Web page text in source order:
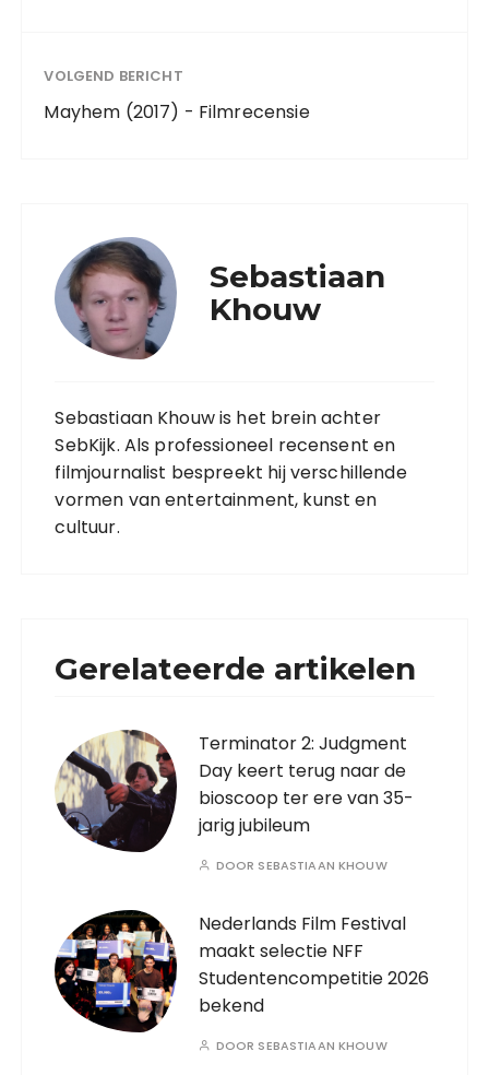
VOLGEND BERICHT
Mayhem (2017) - Filmrecensie
Sebastiaan
Khouw
Sebastiaan Khouw is het brein achter
SebKijk. Als professioneel recensent en
filmjournalist bespreekt hij verschillende
vormen van entertainment, kunst en
cultuur.
Gerelateerde artikelen
Terminator 2: Judgment
Day keert terug naar de
bioscoop ter ere van 35-
jarig jubileum
DOOR SEBASTIAAN KHOUW
Nederlands Film Festival
maakt selectie NFF
Studentencompetitie 2026
bekend
DOOR SEBASTIAAN KHOUW